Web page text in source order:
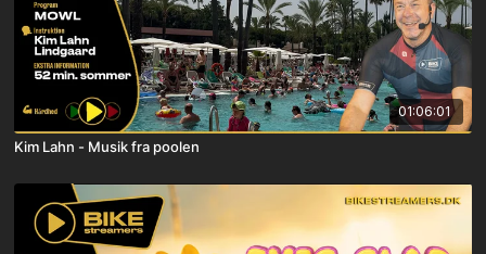
01:06:01
Kim Lahn - Musik fra poolen